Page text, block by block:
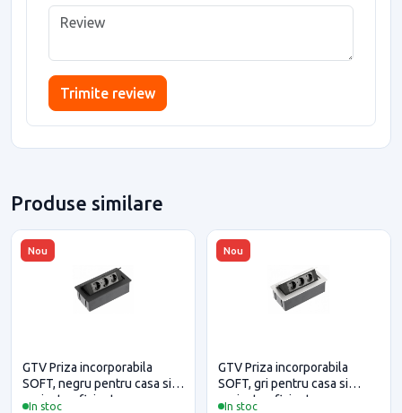
Trimite review
Produse similare
Nou
In stoc
GTV Priza incorporabila
SOFT, negru pentru casa si
proiecte eficiente
Nou
In stoc
GTV Priza incorporabila
SOFT, gri pentru casa si
proiecte eficiente